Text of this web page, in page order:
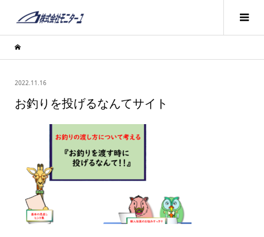
2022.11.16
お釣りを投げるなんてサイト